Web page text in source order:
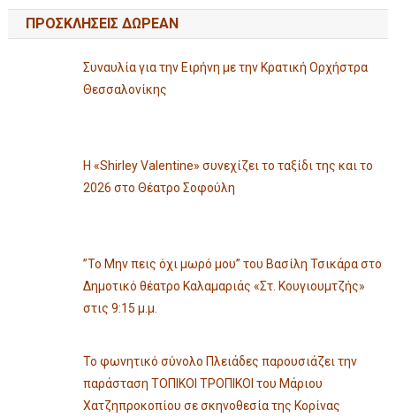
ΠΡΟΣΚΛΗΣΕΙΣ ΔΩΡΕΑΝ
Συναυλία για την Ειρήνη με την Κρατική Ορχήστρα
Θεσσαλονίκης
Η «Shirley Valentine» συνεχίζει το ταξίδι της και το
2026 στο Θέατρο Σοφούλη
”Το Μην πεις όχι μωρό μου” του Βασίλη Τσικάρα στο
Δημοτικό θέατρο Καλαμαριάς «Στ. Κουγιουμτζής»
στις 9:15 μ.μ.
Το φωνητικό σύνολο Πλειάδες παρουσιάζει την
παράσταση ΤΟΠΙΚΟΙ ΤΡΟΠΙΚΟΙ του Μάριου
Χατζηπροκοπίου σε σκηνοθεσία της Κορίνας